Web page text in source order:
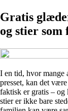
Gratis
og stier
I en tid, hvor mange
presset, kan det
faktisk er gratis – og
stier er ikke bare